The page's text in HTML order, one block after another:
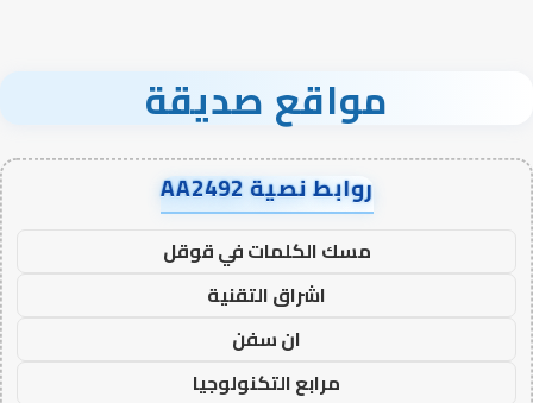
مواقع صديقة
روابط نصية AA2492
مسك الكلمات في قوقل
اشراق التقنية
ان سفن
مرابع التكنولوجيا